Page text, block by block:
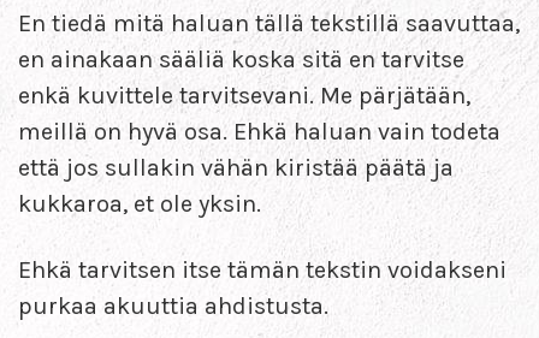
En tiedä mitä haluan tällä tekstillä saavuttaa,
en ainakaan sääliä koska sitä en tarvitse
enkä kuvittele tarvitsevani. Me pärjätään,
meillä on hyvä osa. Ehkä haluan vain todeta
että jos sullakin vähän kiristää päätä ja
kukkaroa, et ole yksin.
Ehkä tarvitsen itse tämän tekstin voidakseni
purkaa akuuttia ahdistusta.